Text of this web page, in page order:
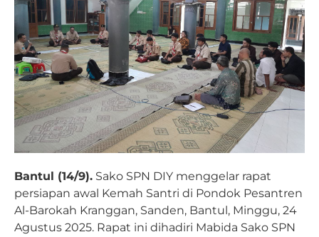
Bantul (14/9). Sako SPN DIY menggelar rapat
persiapan awal Kemah Santri di Pondok Pesantren
Al-Barokah Kranggan, Sanden, Bantul, Minggu, 24
Agustus 2025. Rapat ini dihadiri Mabida Sako SPN